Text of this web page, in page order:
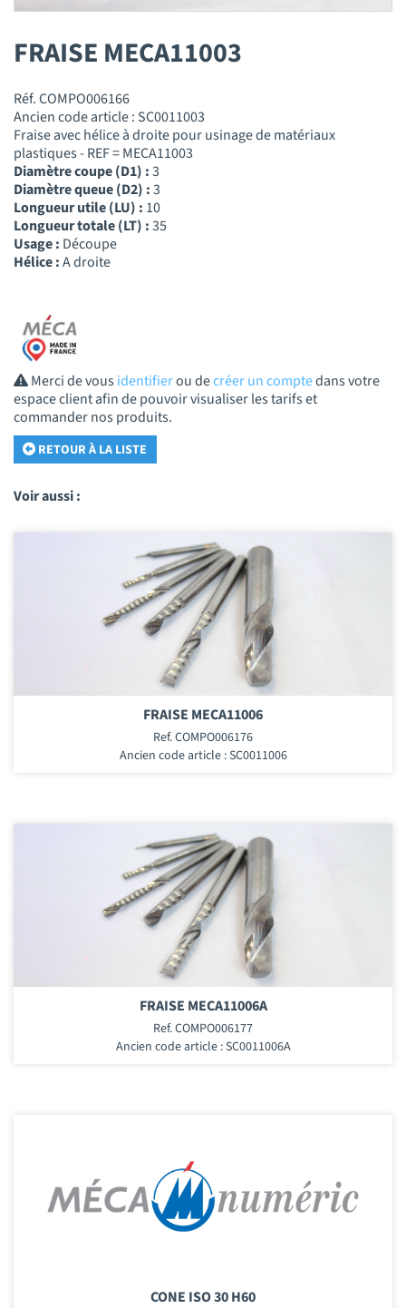
FRAISE MECA11003
Réf. COMPO006166
Ancien code article : SC0011003
Fraise avec hélice à droite pour usinage de matériaux
plastiques - REF = MECA11003
Diamètre coupe (D1) :3
Diamètre queue (D2) :3
Longueur utile (LU) : 10
Longueur totale (LT) :35
Usage : Découpe
Hélice :A droite
Merci de vousidentifierou decréer un comptedans votre
espace client afin de pouvoir visualiser les tarifs et
commander nos produits.
RETOUR À LA LISTE
Voir aussi :
FRAISE MECA11006
Ref. COMPO006176
Ancien code article : SC0011006
FRAISE MECA11006A
Ref. COMPO006177
Ancien code article : SC0011006A
CONE ISO 30 H60